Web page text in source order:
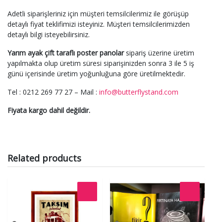
Adetli siparişleriniz için müşteri temsilcilerimiz ile görüşüp
detaylı fiyat teklifimizi isteyiniz. Müşteri temsilcilerimizden
detaylı bilgi isteyebilirsiniz.
Yarım ayak çift taraflı poster panolar sipariş üzerine üretim
yapılmakta olup üretim süresi siparişinizden sonra 3 ile 5 iş
günü içerisinde üretim yoğunluğuna göre üretilmektedir.
Tel : 0212 269 77 27 – Mail : info@butterflystand.com
Fiyata kargo dahil değildir.
Related products